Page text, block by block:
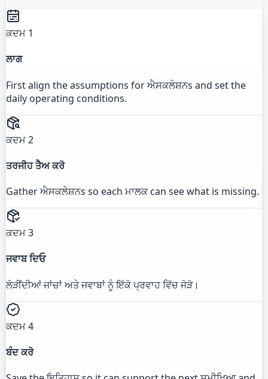
ਕਦਮ 1
ਲਾਗ
First align the assumptions for ਐਸਕਲੇਸ਼ਨs and set the
daily operating conditions.
ਕਦਮ 2
ਤਰਜੀਹ ਤੈਅ ਕਰੋ
Gather ਐਸਕਲੇਸ਼ਨs so each ਮਾਲਕ can see what is missing.
ਕਦਮ 3
ਜਵਾਬ ਦਿਓ
ਲੋੜੀਂਦੀਆਂ ਜਾਂਚਾਂ ਅਤੇ ਜਵਾਬਾਂ ਨੂੰ ਇੱਕੋ ਪ੍ਰਵਾਹ ਵਿੱਚ ਜੋੜੋ।
ਕਦਮ 4
ਬੰਦ ਕਰੋ